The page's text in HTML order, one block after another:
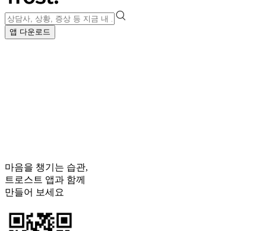
앱 다운로드
마음을 챙기는 습관,
트로스트 앱과 함께
만들어 보세요